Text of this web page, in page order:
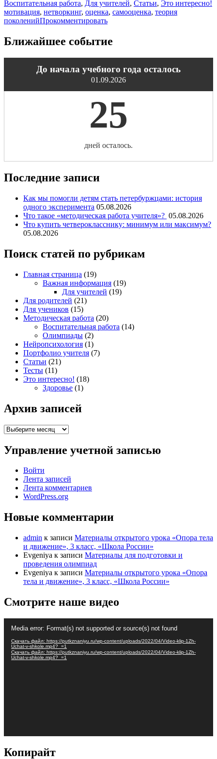
Воспитательная работа, Для учителей, Статьи, Это интересно!
мотивация, нетворкинг, оценка, самооценка, теория
поколенийПрокомментировать
Ближайшее событие
До начала учебного года осталось
01.09.2026
25
дней осталось.
Последние записи
Как мы помогли детям стать петербуржцами: история
одного эксперимента 05.08.2026
Что такое «методическая работа учителя»? 05.08.2026
Что купить четверокласснику: минимум или максимум?
05.08.2026
Поиск статей по рубрикам
Главная страница (19)
Важная информация (19)
Для учителей (19)
Для родителей (21)
Для учеников (15)
Методическая работа (20)
Воспитательная работа (14)
Олимпиады (2)
Нейропсихология (1)
Портфолио учителя (7)
Статьи (21)
Тесты (11)
Это интересно! (18)
Здоровье (1)
Архив записей
Архив
Управление учетной записью
Войти
Лента записей
Лента комментариев
WordPress.org
Новые комментарии
admin к записи Материалы открытого урока «Опора тела
и движение», 3 класс, «Школа России»
Evgeniya к записи Материалы для подготовки и
проведения олимпиад
Evgeniya к записи Материалы открытого урока «Опора
тела и движение», 3 класс, «Школа России»
Смотрите наше видео
Media error: Format(s) not supported or source(s) not found
Скачать файл: https://putkznaniyu.ru/wp-content/uploads/2022/04/Video-klip-1Zh-
Uchat-v-shkole.mp4?_=1
Скачать файл: https://putkznaniyu.ru/wp-content/uploads/2022/04/Video-klip-1Zh-
Uchat-v-shkole.mp4?_=1
Копирайт